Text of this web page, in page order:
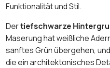
Funktionalität und Stil.
Dertiefschwarze
Maserung hat weißliche
sanftes Grün übergehen,
die ein architektonisches